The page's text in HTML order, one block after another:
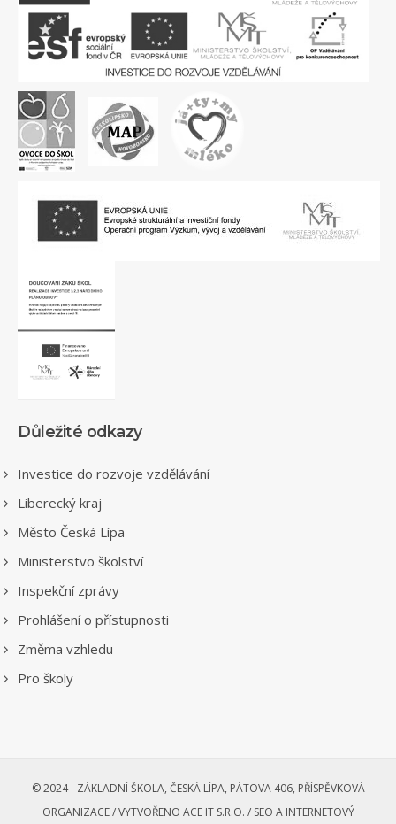
Důležité odkazy
Investice do rozvoje vzdělávání
Liberecký kraj
Město Česká Lípa
Ministerstvo školství
Inspekční zprávy
Prohlášení o přístupnosti
Změma vzhledu
Pro školy
© 2024 - ZÁKLADNÍ ŠKOLA, ČESKÁ LÍPA, PÁTOVA 406, PŘÍSPĚVKOVÁ
ORGANIZACE /VYTVOŘENO ACE IT S.R.O. / SEO A INTERNETOVÝ